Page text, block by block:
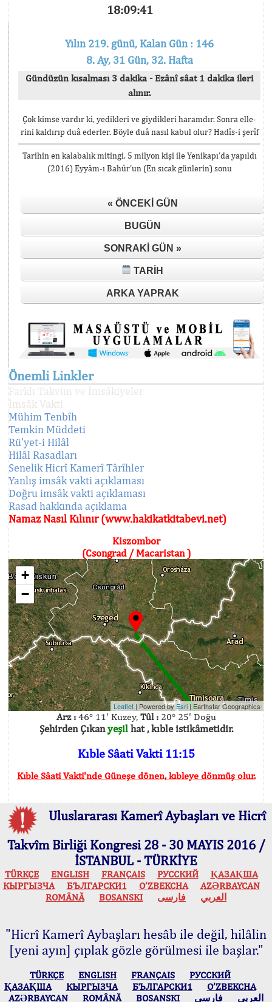
18:09:42
Yılın 219. günü, Kalan Gün : 146
8. Ay, 31 Gün, 32. Hafta
Gündüzün kısalması 3 dakika - Ezânî sâat 1 dakika ileri
alınır.
Çok kimse vardır ki, yedikleri ve giydikleri haramdır. Sonra elle-
rini kaldırıp duâ ederler. Böyle duâ nasıl kabul olur? Hadîs-i şerîf
Tarihin en kalabalık mitingi, 5 milyon kişi ile Yenikapı’da yapıldı
(2016) Eyyâm-ı Bahûr’un (En sıcak günlerin) sonu
« ÖNCEKI GÜN
BUGÜN
SONRAKI GÜN »
TARIH
ARKA YAPRAK
Önemli Linkler
Farklı Takvim ve İmsâkiyeler
İmsâk Vakti
Mühim Tenbîh
Temkin Müddeti
Rü'yet-i Hilâl
Hilâl Rasadları
Senelik Hicrî Kamerî Târîhler
Yanlış imsâk vakti açıklaması
Doğru imsâk vakti açıklaması
Rasad hakkında açıklama
Namaz Nasıl Kılınır (www.hakikatkitabevi.net)
Kiszombor
(Csongrad / Macaristan )
+
−
Leaflet | Powered byEsri|Earthstar Geographics
Arz :46° 11' Kuzey, Tûl :20° 25' Doğu
Şehirden Çıkanyeşilhat , kıble istikâmetidir.
Kıble Sâati Vakti 11:15
Kıble Sâati Vakti'nde Güneşe dönen, kıbleye dönmüş olur.
Uluslararası Kamerî Aybaşları ve Hicrî
Takvîm Birliği Kongresi 28 - 30 MAYIS 2016 /
İSTANBUL - TÜRKİYE
TÜRKÇE ENGLISH FRANÇAIS РУССКИЙ
ҚАЗАҚША
КЫPГЫЗЧA
БЪЛГАРСКИ1 O’ZBEKCHA
AZӘRBAYCAN
ROMÂNĂ
BOSANSKI العربي فارسی
"Hicrî Kamerî Aybaşları hesâb ile değil, hilâlin
[yeni ayın] çıplak gözle görülmesi ile başlar."
TÜRKÇE ENGLISH FRANÇAIS
РУССКИЙ
ҚАЗАҚША
КЫPГЫЗЧA БЪЛГАРСКИ1
O’ZBEKCHA
AZӘRBAYCAN
ROMÂNĂ BOSANSKI العربي فارسی